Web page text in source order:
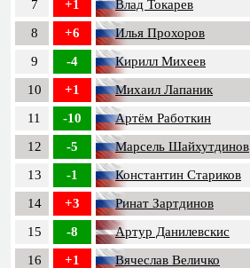
7
+1 Влад Токарев
8
+6 Илья Прохоров
9
-4 Кирилл Михеев
10
+1 Михаил Лапаник
11
-10 Артём Работкин
12
-5 Марсель Шайхутдинов
13
-1 Константин Стариков
14
+3 Ринат Зартдинов
15
-8 Артур Данилевскис
16
+1 Вячеслав Величко